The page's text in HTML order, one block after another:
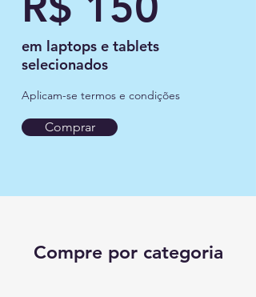
em laptops e tablets
selecionados
Aplicam-se termos e condições
Comprar
Compre por categoria